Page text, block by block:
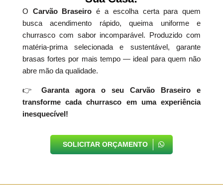
O Carvão Braseiro é a escolha certa para quem
busca acendimento rápido, queima uniforme e
churrasco com sabor incomparável. Produzido com
matéria-prima selecionada e sustentável, garante
brasas fortes por mais tempo — ideal para quem não
abre mão da qualidade.
👉
Garanta agora o seu Carvão Braseiro e
transforme cada churrasco em uma experiência
inesquecível!
SOLICITAR ORÇAMENTO